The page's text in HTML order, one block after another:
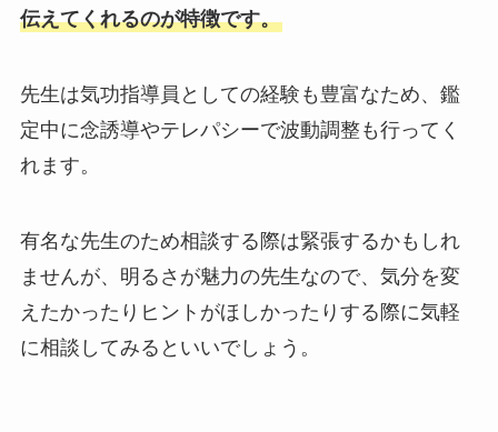
伝えてくれるのが特徴です。
先生は気功指導員としての経験も豊富なため、鑑
定中に念誘導やテレパシーで波動調整も行ってく
れます。
有名な先生のため相談する際は緊張するかもしれ
ませんが、明るさが魅力の先生なので、気分を変
えたかったりヒントがほしかったりする際に気軽
に相談してみるといいでしょう。